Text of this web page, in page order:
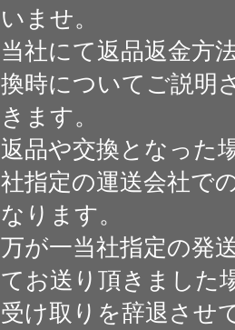
いませ。
当社にて返品返金方
換時についてご説明
きます。
返品や交換となった
社指定の運送会社で
なります。
万が一当社指定の発
てお送り頂きました
受け取りを辞退させ